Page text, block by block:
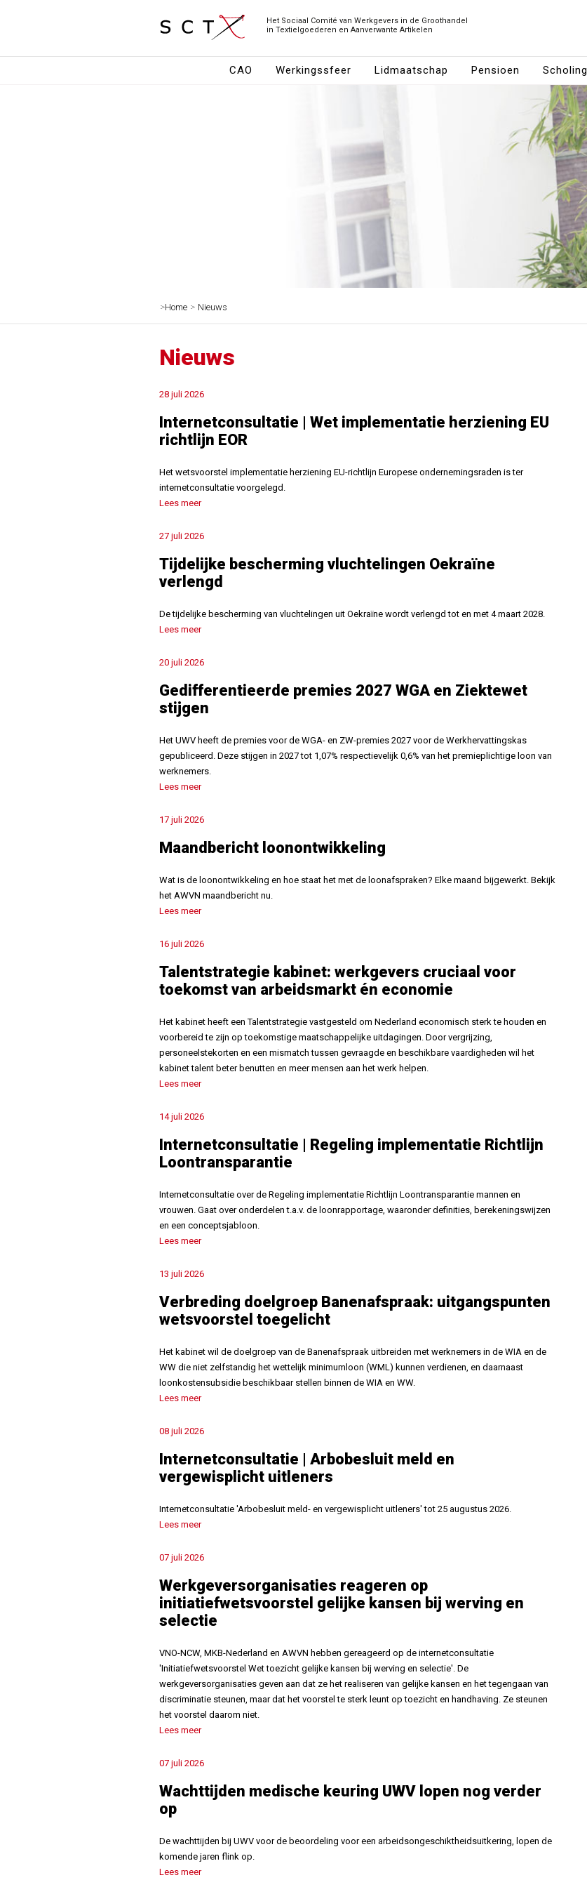
Het Sociaal Comité van Werkgevers in de Groothandel
in Textielgoederen en Aanverwante Artikelen
CAO Werkingssfeer Lidmaatschap Pensioen Scholing
>Home > Nieuws
Nieuws
28 juli 2026
Internetconsultatie | Wet implementatie herziening EU
richtlijn EOR
Het wetsvoorstel implementatie herziening EU-richtlijn Europese ondernemingsraden is ter
internetconsultatie voorgelegd.
Lees meer
27 juli 2026
Tijdelijke bescherming vluchtelingen Oekraïne
verlengd
De tijdelijke bescherming van vluchtelingen uit Oekraïne wordt verlengd tot en met 4 maart 2028.
Lees meer
20 juli 2026
Gedifferentieerde premies 2027 WGA en Ziektewet
stijgen
Het UWV heeft de premies voor de WGA- en ZW-premies 2027 voor de Werkhervattingskas
gepubliceerd. Deze stijgen in 2027 tot 1,07% respectievelijk 0,6% van het premieplichtige loon van
werknemers.
Lees meer
17 juli 2026
Maandbericht loonontwikkeling
Wat is de loonontwikkeling en hoe staat het met de loonafspraken? Elke maand bijgewerkt. Bekijk
het AWVN maandbericht nu.
Lees meer
16 juli 2026
Talentstrategie kabinet: werkgevers cruciaal voor
toekomst van arbeidsmarkt én economie
Het kabinet heeft een Talentstrategie vastgesteld om Nederland economisch sterk te houden en
voorbereid te zijn op toekomstige maatschappelijke uitdagingen. Door vergrijzing,
personeelstekorten en een mismatch tussen gevraagde en beschikbare vaardigheden wil het
kabinet talent beter benutten en meer mensen aan het werk helpen.
Lees meer
14 juli 2026
Internetconsultatie | Regeling implementatie Richtlijn
Loontransparantie
Internetconsultatie over de Regeling implementatie Richtlijn Loontransparantie mannen en
vrouwen. Gaat over onderdelen t.a.v. de loonrapportage, waaronder definities, berekeningswijzen
en een conceptsjabloon.
Lees meer
13 juli 2026
Verbreding doelgroep Banenafspraak: uitgangspunten
wetsvoorstel toegelicht
Het kabinet wil de doelgroep van de Banenafspraak uitbreiden met werknemers in de WIA en de
WW die niet zelfstandig het wettelijk minimumloon (WML) kunnen verdienen, en daarnaast
loonkostensubsidie beschikbaar stellen binnen de WIA en WW.
Lees meer
08 juli 2026
Internetconsultatie | Arbobesluit meld en
vergewisplicht uitleners
Internetconsultatie ′Arbobesluit meld- en vergewisplicht uitleners′ tot 25 augustus 2026.
Lees meer
07 juli 2026
Werkgeversorganisaties reageren op
initiatiefwetsvoorstel gelijke kansen bij werving en
selectie
VNO-NCW, MKB-Nederland en AWVN hebben gereageerd op de internetconsultatie
'Initiatiefwetsvoorstel Wet toezicht gelijke kansen bij werving en selectie'. De
werkgeversorganisaties geven aan dat ze het realiseren van gelijke kansen en het tegengaan van
discriminatie steunen, maar dat het voorstel te sterk leunt op toezicht en handhaving. Ze steunen
het voorstel daarom niet.
Lees meer
07 juli 2026
Wachttijden medische keuring UWV lopen nog verder
op
De wachttijden bij UWV voor de beoordeling voor een arbeidsongeschiktheidsuitkering, lopen de
komende jaren flink op.
Lees meer